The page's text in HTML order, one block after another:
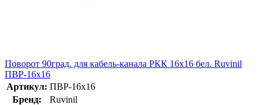
Поворот 90град. для кабель-канала РКК 16х16 бел. Ruvinil
ПВР-16х16
Артикул: ПВР-16х16
Бренд:
Ruvinil